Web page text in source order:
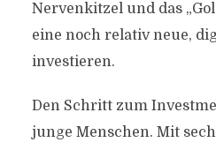
Nervenkitzel und das
eine noch relativ neue,
investieren.
Den Schritt zum
junge Menschen. Mit